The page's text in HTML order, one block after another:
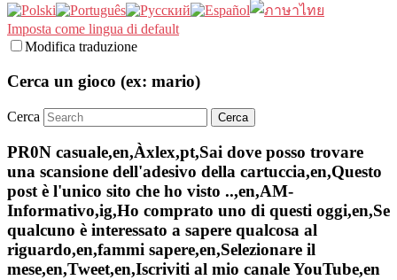
Imposta come lingua di default
Modifica traduzione
Cerca un gioco (ex: mario)
Cerca
PR0N casuale,en,Àxlex,pt,Sai dove posso trovare
una scansione dell'adesivo della cartuccia,en,Questo
post è l'unico sito che ho visto ..,en,AM-
Informativo,ig,Ho comprato uno di questi oggi,en,Se
qualcuno è interessato a sapere qualcosa al
riguardo,en,fammi sapere,en,Selezionare il
mese,en,Tweet,en,Iscriviti al mio canale YouTube,en